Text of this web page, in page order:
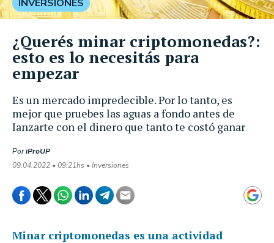
Es un mercado impredecible. Por lo tanto, es
mejor que pruebes las aguas a fondo antes de
lanzarte con el dinero que tanto te costó ganar
PoriProUP
09.04.2022 • 09:21hs • Inversiones
INVERSIONES
¿Querés minar criptomonedas?:
esto es lo necesitás para
empezar
Minar criptomonedas es una actividad